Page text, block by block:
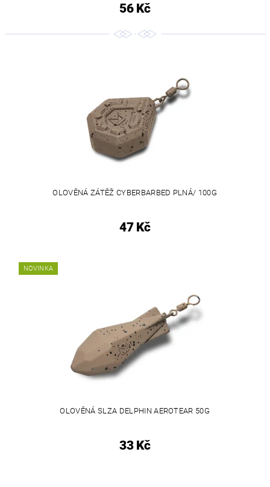
56 Kč
OLOVĚNÁ ZÁTĚŽ CYBERBARBED PLNÁ/ 100G
47 Kč
NOVINKA
OLOVĚNÁ SLZA DELPHIN AEROTEAR 50G
33 Kč